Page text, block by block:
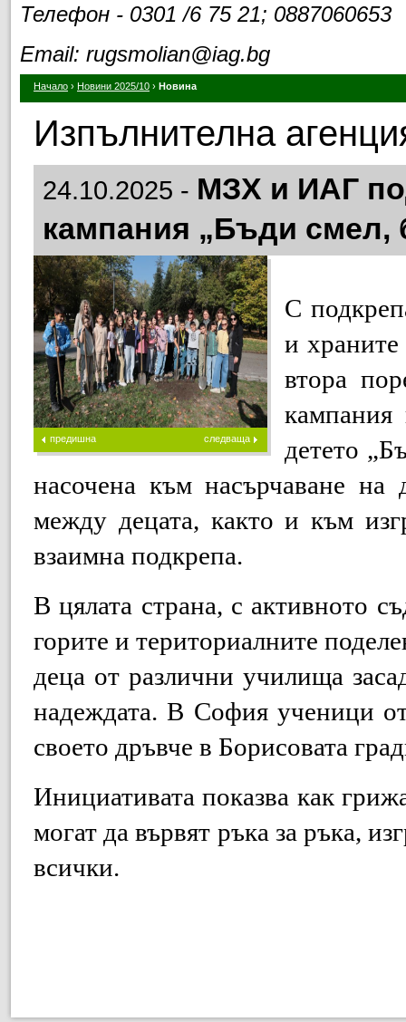
Телефон - 0301 /6 75 21; 0887060653
Email: rugsmolian@iag.bg
Начало › Новини 2025/10 › Новина
Изпълнителна
24.10.2025 - МЗХ и ИАГ
кампания „Бъди
предишна следваща
С
и храните
втора
кампания
детето
насочена към насърчаване на
между децата, както и към
взаимна подкрепа.
В цялата страна, с активното
горите и териториалните
деца от различни училища
надеждата. В София ученици
своето дръвче в Борисовата
Инициативата показва как
могат да вървят ръка за ръка,
всички.